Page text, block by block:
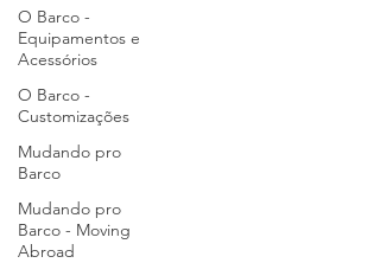
O Barco -
Equipamentos e
Acessórios
O Barco -
Customizações
Mudando pro
Barco
Mudando pro
Barco - Moving
Abroad